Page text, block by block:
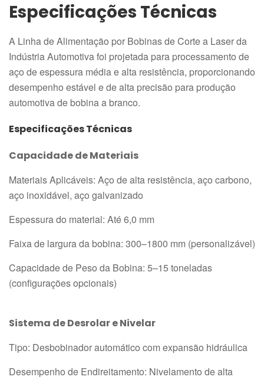
Especificações Técnicas
A Linha de Alimentação por Bobinas de Corte a Laser da
Indústria Automotiva foi projetada para processamento de
aço de espessura média e alta resistência, proporcionando
desempenho estável e de alta precisão para produção
automotiva de bobina a branco.
Especificações Técnicas
Capacidade de Materiais
Materiais Aplicáveis: Aço de alta resistência, aço carbono,
aço inoxidável, aço galvanizado
Espessura do material: Até 6,0 mm
Faixa de largura da bobina: 300–1800 mm (personalizável)
Capacidade de Peso da Bobina: 5–15 toneladas
(configurações opcionais)
Sistema de Desrolar e Nivelar
Tipo: Desbobinador automático com expansão hidráulica
Desempenho de Endireitamento: Nivelamento de alta